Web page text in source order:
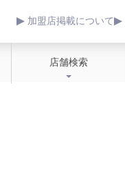
加盟店掲載について
店舗検索